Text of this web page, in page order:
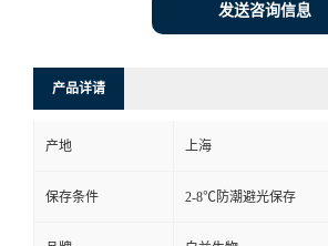
发送咨询信息
产品详请
产地 上海
保存条件 2-8℃防潮避光保存